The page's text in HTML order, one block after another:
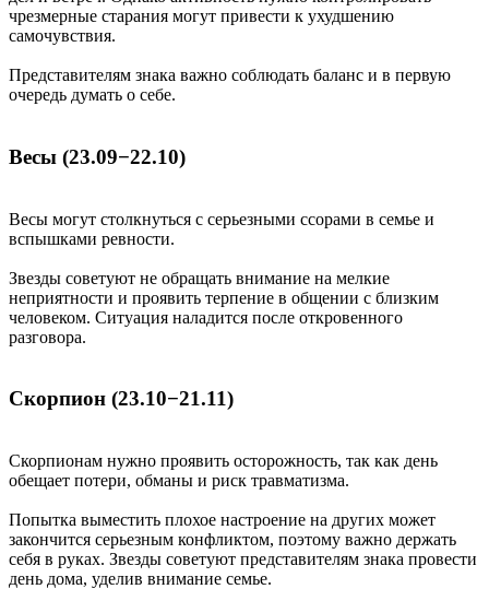
чрезмерные старания могут привести к ухудшению
самочувствия.
Представителям знака важно соблюдать баланс и в первую
очередь думать о себе.
Весы (23.09−22.10)
Весы могут столкнуться с серьезными ссорами в семье и
вспышками ревности.
Звезды советуют не обращать внимание на мелкие
неприятности и проявить терпение в общении с близким
человеком. Ситуация наладится после откровенного
разговора.
Скорпион (23.10−21.11)
Скорпионам нужно проявить осторожность, так как день
обещает потери, обманы и риск травматизма.
Попытка выместить плохое настроение на других может
закончится серьезным конфликтом, поэтому важно держать
себя в руках. Звезды советуют представителям знака провести
день дома, уделив внимание семье.